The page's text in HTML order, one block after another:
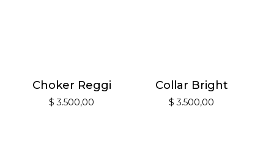
Choker Reggi
$ 3.500,00
Collar Bright
$ 3.500,00